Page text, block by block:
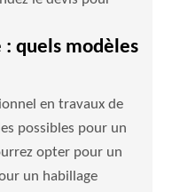
quels modèles
en travaux de
possibles pour un
opter pour un
un habillage